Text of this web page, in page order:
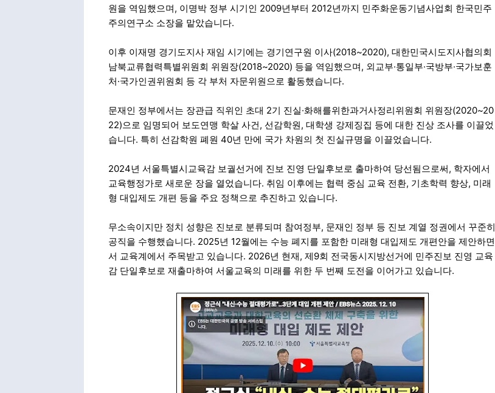
원을 역임했으며, 이명박 정부 시기인 2009년부터 2012년까지 민주화운동기념사업회 한국민주
주의연구소 소장을 맡았습니다.
이후 이재명 경기도지사 재임 시기에는 경기연구원 이사(2018~2020), 대한민국시도지사협의회
남북교류협력특별위원회 위원장(2018~2020) 등을 역임했으며, 외교부·통일부·국방부·국가보훈
처·국가인권위원회 등 각 부처 자문위원으로 활동했습니다.
문재인 정부에서는 장관급 직위인 초대 2기 진실·화해를위한과거사정리위원회 위원장(2020~20
22)으로 임명되어 보도연맹 학살 사건, 선감학원, 대학생 강제징집 등에 대한 진상 조사를 이끌었
습니다. 특히 선감학원 폐원 40년 만에 국가 차원의 첫 진실규명을 이끌었습니다.
2024년 서울특별시교육감 보궐선거에 진보 진영 단일후보로 출마하여 당선됨으로써, 학자에서
교육행정가로 새로운 장을 열었습니다. 취임 이후에는 협력 중심 교육 전환, 기초학력 향상, 미래
형 대입제도 개편 등을 주요 정책으로 추진하고 있습니다.
무소속이지만 정치 성향은 진보로 분류되며 참여정부, 문재인 정부 등 진보 계열 정권에서 꾸준히
공직을 수행했습니다. 2025년 12월에는 수능 폐지를 포함한 미래형 대입제도 개편안을 제안하면
서 교육계에서 주목받고 있습니다. 2026년 현재, 제9회 전국동시지방선거에 민주진보 진영 교육
감 단일후보로 재출마하여 서울교육의 미래를 위한 두 번째 도전을 이어가고 있습니다.